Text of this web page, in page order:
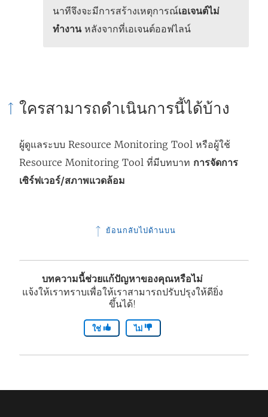
นาทีจึงจะมีการสร้างเหตุการณ์เอเจนต์ไม่
ทำงานหลังจากที่เอเจนต์ออฟไลน์
ใครสามารถดำเนินการนี้ได้บ้าง
ผู้ดูแลระบบ Resource Monitoring Tool หรือผู้ใช้
Resource Monitoring Tool ที่มีบทบาท การจัดการ
เซิร์ฟเวอร์/สภาพแวดล้อม
ย้อนกลับไปด้านบน
บทความนี้ช่วยแก้ปัญหาของคุณหรือไม่
แจ้งให้เราทราบเพื่อให้เราสามารถปรับปรุงให้ดียิ่ง
ขึ้นได้!
ใช่ ไม่